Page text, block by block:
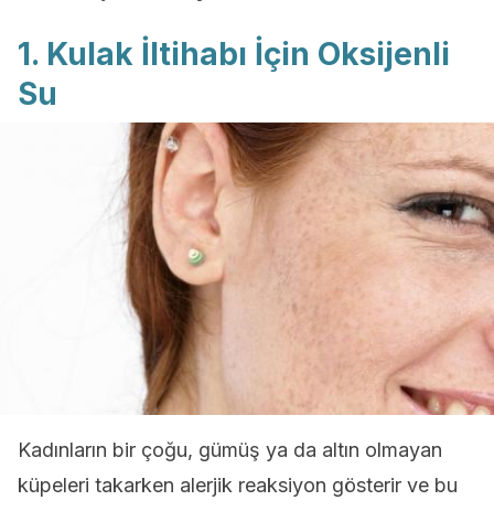
1. Kulak İltihabı İçin Oksijenli
Su
Kadınların bir çoğu, gümüş ya da altın olmayan
küpeleri takarken alerjik reaksiyon gösterir ve bu